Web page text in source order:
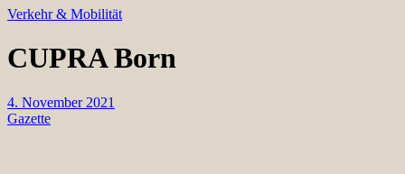
Verkehr & Mobilität
CUPRA Born
4. November 2021
Gazette